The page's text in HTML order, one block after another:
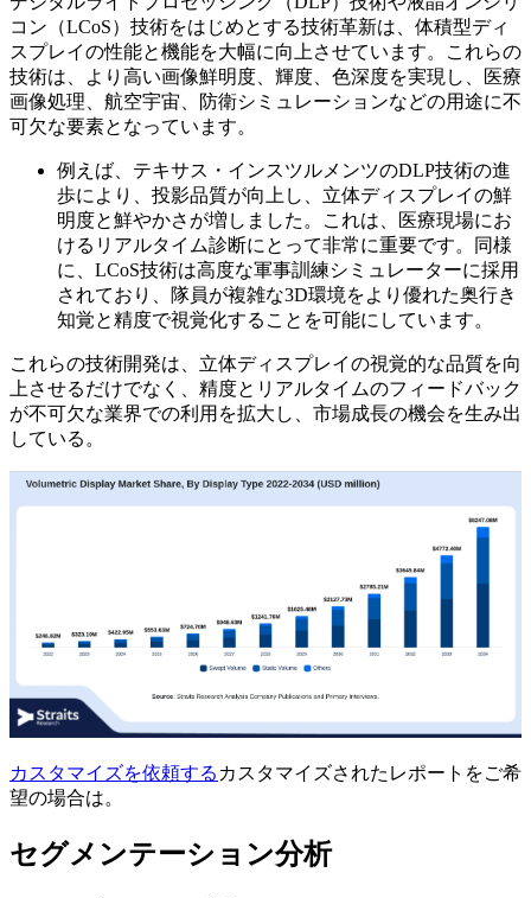
コン（LCoS）技術をはじめとする技術革新は、体積型ディ
スプレイの性能と機能を大幅に向上させています。これらの
技術は、より高い画像鮮明度、輝度、色深度を実現し、医療
画像処理、航空宇宙、防衛シミュレーションなどの用途に不
可欠な要素となっています。
例えば、テキサス・インスツルメンツのDLP技術の進
歩により、投影品質が向上し、立体ディスプレイの鮮
明度と鮮やかさが増しました。これは、医療現場にお
けるリアルタイム診断にとって非常に重要です。同様
に、LCoS技術は高度な軍事訓練シミュレーターに採用
されており、隊員が複雑な3D環境をより優れた奥行き
知覚と精度で視覚化することを可能にしています。
これらの技術開発は、立体ディスプレイの視覚的な品質を向
上させるだけでなく、精度とリアルタイムのフィードバック
が不可欠な業界での利用を拡大し、市場成長の機会を生み出
している。
カスタマイズを依頼する カスタマイズされたレポートをご希
望の場合は。
セグメンテーション分析